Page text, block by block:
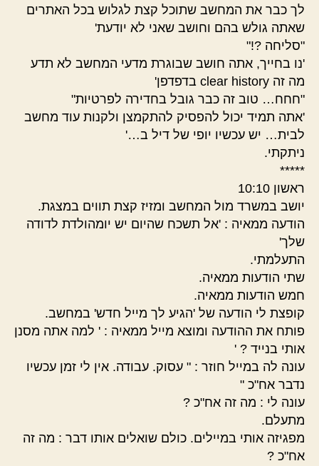
לך כבר את המחשב שתוכל קצת לגלוש בכל האתרים
שאתה גולש בהם וחושב שאני לא יודעת'
"סליחה ?!"
'נו בחייך, אתה חושב שבוגרת מדעי המחשב לא תדע
מה זה clear history בדפדפן'
"חחח… טוב זה כבר גובל בחדירה לפרטיות"
'אתה תמיד יכול להפסיק להתקמצן ולקנות עוד מחשב
לבית… יש עכשיו יופי של דיל ב…'
ניתקתי.
*****
ראשון 10:10
יושב במשרד מול המחשב ומזיז קצת תווים במצגת.
הודעה ממאיה : 'אל תשכח שהיום יש יומהולדת לדודה
שלך'
התעלמתי.
שתי הודעות ממאיה.
חמש הודעות ממאיה.
קופצת לי הודעה של 'הגיע לך מייל חדש' במחשב.
פותח את ההודעה ומוצא מייל ממאיה : ' למה אתה מסנן
אותי בנייד ? '
עונה לה במייל חוזר : " עסוק. עבודה. אין לי זמן עכשיו
נדבר אח"כ "
עונה לי : מה זה אח"כ ?
מתעלם.
מפגיזה אותי במיילים. כולם שואלים אותו דבר : מה זה
אח"כ ?